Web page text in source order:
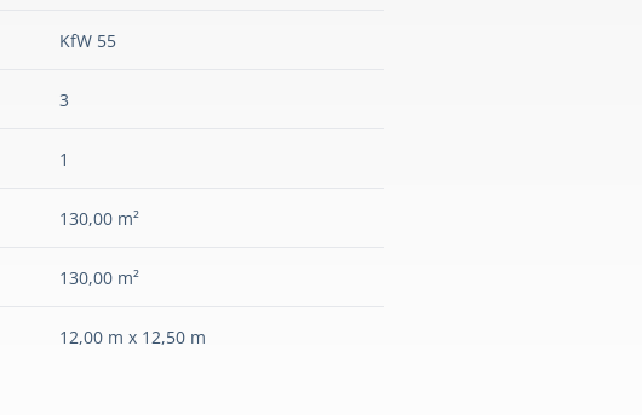
KfW 55
3
1
130,00 m²
130,00 m²
12,00 m x 12,50 m